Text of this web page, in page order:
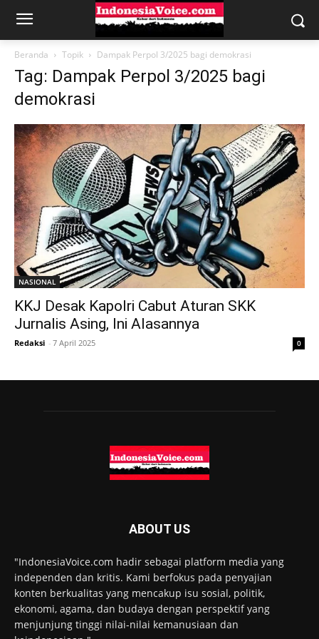
Beranda Topik Dampak Perpol 3/2025 bagi demokrasi
Tag: Dampak Perpol 3/2025 bagi
demokrasi
NASIONAL
KKJ Desak Kapolri Cabut Aturan SKK
Jurnalis Asing, Ini Alasannya
Redaksi - 7 April 2025 0
ABOUT US
"IndonesiaVoice.com hadir sebagai platform media yang
independen dan kritis. Kami berfokus pada penyajian
konten berkualitas yang mencakup isu sosial, politik,
ekonomi, agama, dan budaya dengan perspektif yang
menjunjung tinggi nilai-nilai kemanusiaan dan